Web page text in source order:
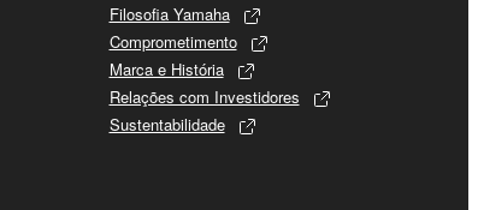
Filosofia Yamaha
Comprometimento
Marca e História
Relações com Investidores
Sustentabilidade